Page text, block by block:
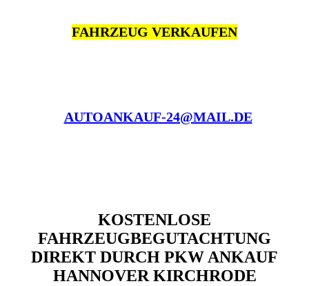
FAHRZEUG VERKAUFEN
AUTOANKAUF-24@MAIL.DE
KOSTENLOSE
FAHRZEUGBEGUTACHTUNG
DIREKT DURCH PKW ANKAUF
HANNOVER KIRCHRODE